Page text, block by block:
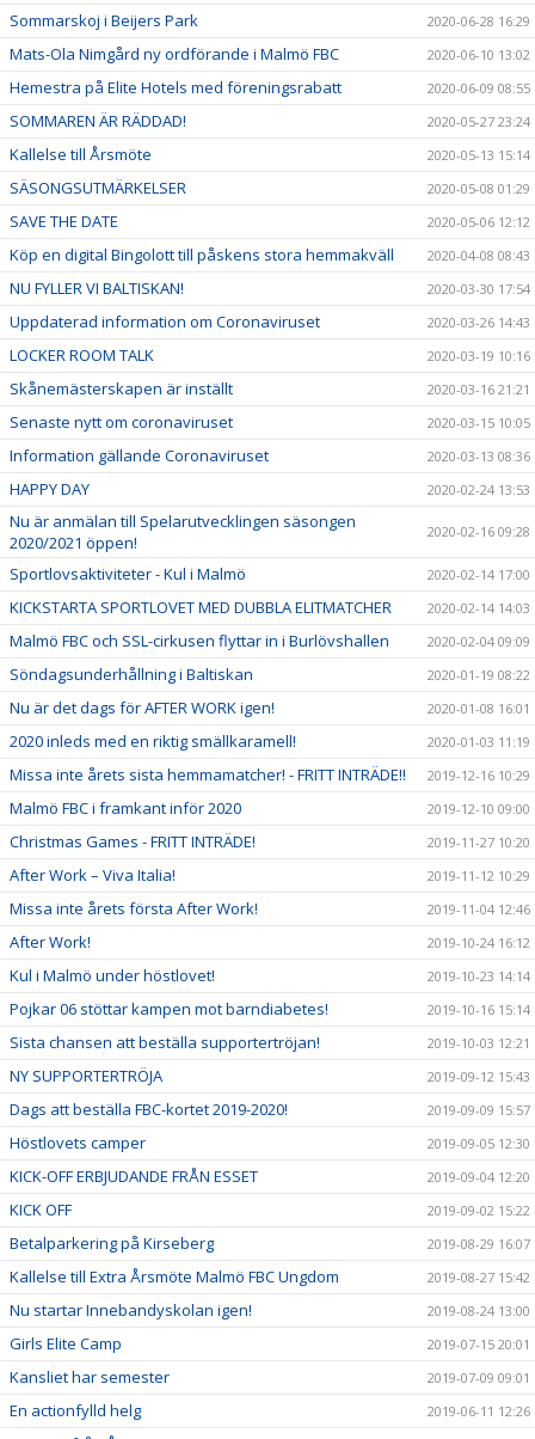
Sommarskoj i Beijers Park 2020-06-28 16:29
Mats-Ola Nimgård ny ordförande i Malmö FBC 2020-06-10 13:02
Hemestra på Elite Hotels med föreningsrabatt 2020-06-09 08:55
SOMMAREN ÄR RÄDDAD! 2020-05-27 23:24
Kallelse till Årsmöte 2020-05-13 15:14
SÄSONGSUTMÄRKELSER 2020-05-08 01:29
SAVE THE DATE 2020-05-06 12:12
Köp en digital Bingolott till påskens stora hemmakväll 2020-04-08 08:43
NU FYLLER VI BALTISKAN! 2020-03-30 17:54
Uppdaterad information om Coronaviruset 2020-03-26 14:43
LOCKER ROOM TALK 2020-03-19 10:16
Skånemästerskapen är inställt 2020-03-16 21:21
Senaste nytt om coronaviruset 2020-03-15 10:05
Information gällande Coronaviruset 2020-03-13 08:36
HAPPY DAY 2020-02-24 13:53
Nu är anmälan till Spelarutvecklingen säsongen
2020/2021 öppen!
2020-02-16 09:28
Sportlovsaktiviteter - Kul i Malmö 2020-02-14 17:00
KICKSTARTA SPORTLOVET MED DUBBLA ELITMATCHER 2020-02-14 14:03
Malmö FBC och SSL-cirkusen flyttar in i Burlövshallen 2020-02-04 09:09
Söndagsunderhållning i Baltiskan 2020-01-19 08:22
Nu är det dags för AFTER WORK igen! 2020-01-08 16:01
2020 inleds med en riktig smällkaramell! 2020-01-03 11:19
Missa inte årets sista hemmamatcher! - FRITT INTRÄDE!! 2019-12-16 10:29
Malmö FBC i framkant inför 2020 2019-12-10 09:00
Christmas Games - FRITT INTRÄDE! 2019-11-27 10:20
After Work – Viva Italia! 2019-11-12 10:29
Missa inte årets första After Work! 2019-11-04 12:46
After Work! 2019-10-24 16:12
Kul i Malmö under höstlovet! 2019-10-23 14:14
Pojkar 06 stöttar kampen mot barndiabetes! 2019-10-16 15:14
Sista chansen att beställa supportertröjan! 2019-10-03 12:21
NY SUPPORTERTRÖJA 2019-09-12 15:43
Dags att beställa FBC-kortet 2019-2020! 2019-09-09 15:57
Höstlovets camper 2019-09-05 12:30
KICK-OFF ERBJUDANDE FRÅN ESSET 2019-09-04 12:20
KICK OFF 2019-09-02 15:22
Betalparkering på Kirseberg 2019-08-29 16:07
Kallelse till Extra Årsmöte Malmö FBC Ungdom 2019-08-27 15:42
Nu startar Innebandyskolan igen! 2019-08-24 13:00
Girls Elite Camp 2019-07-15 20:01
Kansliet har semester 2019-07-09 09:01
En actionfylld helg 2019-06-11 12:26